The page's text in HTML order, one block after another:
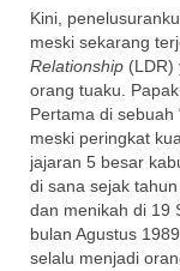
Kini,
meski sekarang
Relationship (LDR)
orang tuaku.
Pertama di sebuah
meski peringkat
jajaran 5 besar
di sana sejak
dan menikah di 19
bulan Agustus
selalu menjadi